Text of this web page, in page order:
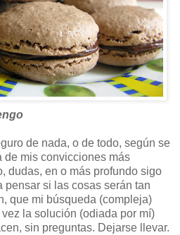
de nada, o de todo, según se
de mis convicciones más
dudas, en o más profundo sigo
pensar si las cosas serán tan
que mi búsqueda (compleja)
la solución (odiada por mí)
sin preguntas. Dejarse llevar.